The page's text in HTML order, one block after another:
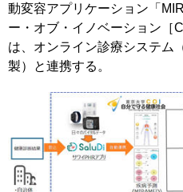
動変容アプリケーション「
ー・オブ・イノベーション［
は、オンライン診療システム
製）と連携する。